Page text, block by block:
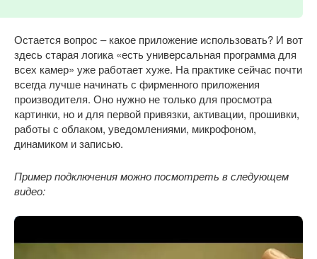
Остается вопрос – какое приложение использовать? И вот
здесь старая логика «есть универсальная программа для
всех камер» уже работает хуже. На практике сейчас почти
всегда лучше начинать с фирменного приложения
производителя. Оно нужно не только для просмотра
картинки, но и для первой привязки, активации, прошивки,
работы с облаком, уведомлениями, микрофоном,
динамиком и записью.
Пример подключения можно посмотреть в следующем
видео: